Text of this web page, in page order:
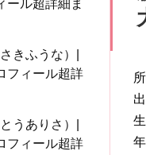
ール超詳細ま
きふうな）|
フィール超詳
うありさ）|
フィール超詳